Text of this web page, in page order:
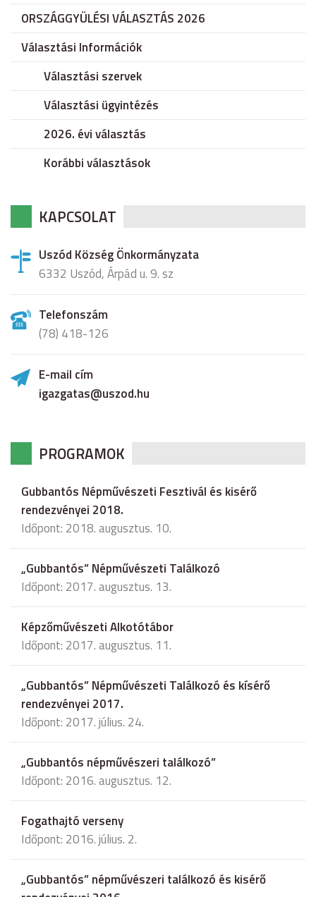
ORSZÁGGYÜLÉSI VÁLASZTÁS 2026
Választási Információk
Választási szervek
Választási ügyintézés
2026. évi választás
Korábbi választások
KAPCSOLAT
Uszód Község Önkormányzata
6332 Uszód, Árpád u. 9. sz
Telefonszám
(78) 418-126
E-mail cím
igazgatas@uszod.hu
PROGRAMOK
Gubbantós Népművészeti Fesztivál és kisérő
rendezvényei 2018.
Időpont: 2018. augusztus. 10.
„Gubbantós” Népművészeti Találkozó
Időpont: 2017. augusztus. 13.
Képzőművészeti Alkotótábor
Időpont: 2017. augusztus. 11.
„Gubbantós” Népművészeti Találkozó és kísérő
rendezvényei 2017.
Időpont: 2017. július. 24.
„Gubbantós népművészeri találkozó”
Időpont: 2016. augusztus. 12.
Fogathajtó verseny
Időpont: 2016. július. 2.
„Gubbantós” népművészeri találkozó és kisérő